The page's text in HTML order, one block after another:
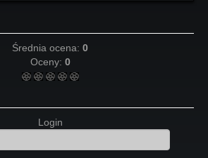
Średnia ocena: 0
Oceny: 0
Login